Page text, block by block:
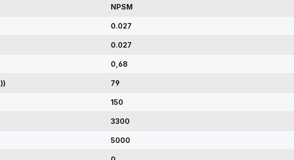
NPSM
0.027
0.027
0,68
79
150
3300
5000